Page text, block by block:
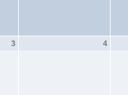
3 4